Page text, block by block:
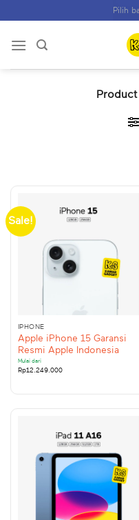
content
Product
Sale!
IPHONE
Apple iPhone 15 Garansi
Resmi Apple Indonesia
Mulai dari
Rp12.249.000